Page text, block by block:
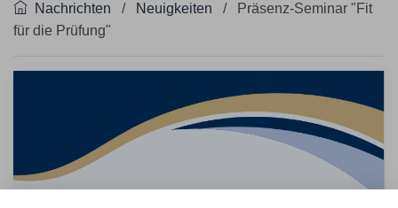
Nachrichten / Neuigkeiten /
Präsenz-Seminar "Fit
für die Prüfung"